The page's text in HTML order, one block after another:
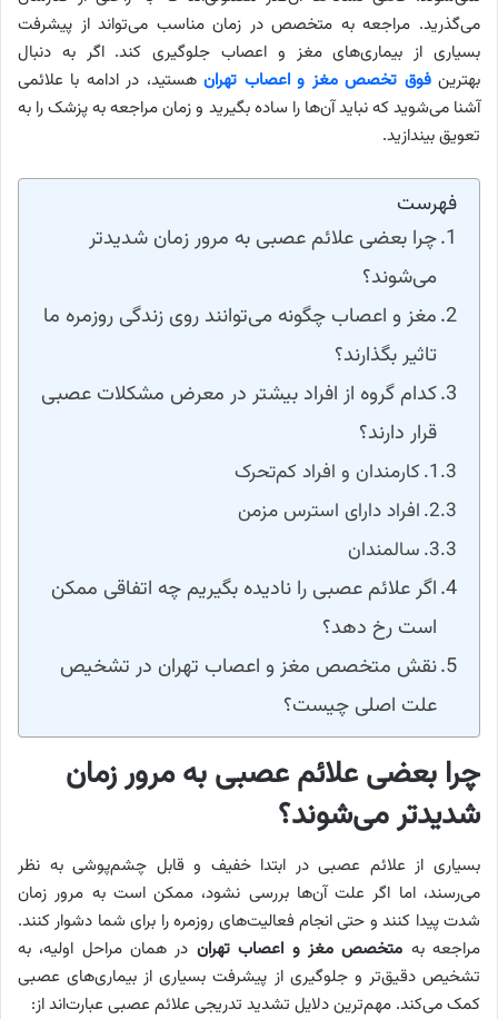
می‌گذرید. مراجعه به متخصص در زمان مناسب می‌تواند از پیشرفت
بسیاری از بیماری‌های مغز و اعصاب جلوگیری کند. اگر به دنبال
بهترینفوق تخصص مغز و اعصاب تهرانهستید، در ادامه با علائمی
آشنا می‌شوید که نباید آن‌ها را ساده بگیرید و زمان مراجعه به پزشک را به
تعویق بیندازید.
فهرست
چرا بعضی علائم عصبی به مرور زمان شدیدتر
می‌شوند؟
مغز و اعصاب چگونه می‌توانند روی زندگی روزمره ما
تاثیر بگذارند؟
کدام گروه از افراد بیشتر در معرض مشکلات عصبی
قرار دارند؟
کارمندان و افراد کم‌تحرک
افراد دارای استرس مزمن
سالمندان
اگر علائم عصبی را نادیده بگیریم چه اتفاقی ممکن
است رخ دهد؟
نقش متخصص مغز و اعصاب تهران در تشخیص
علت اصلی چیست؟
چرا بعضی علائم عصبی به مرور زمان
شدیدتر می‌شوند؟
بسیاری از علائم عصبی در ابتدا خفیف و قابل چشم‌پوشی به نظر
می‌رسند، اما اگر علت آن‌ها بررسی نشود، ممکن است به‌ مرور زمان
شدت پیدا کنند و حتی انجام فعالیت‌های روزمره را برای شما دشوار کنند.
مراجعه به متخصص مغز و اعصاب تهران در همان مراحل اولیه، به
تشخیص دقیق‌تر و جلوگیری از پیشرفت بسیاری از بیماری‌های عصبی
کمک می‌کند. مهم‌ترین دلایل تشدید تدریجی علائم عصبی عبارت‌اند از: